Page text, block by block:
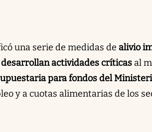
pestaña
pestaña
una serie de medidas de alivio
actividades críticas al
para fondos del
y a cuotas alimentarias de los